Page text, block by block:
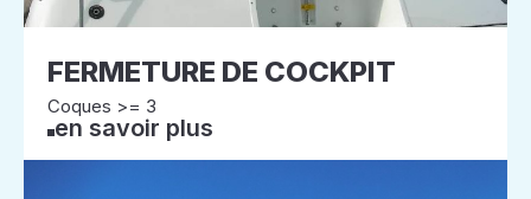
FERMETURE DE COCKPIT
Coques >= 3
en savoir plus